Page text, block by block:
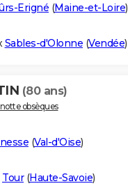
Erigné (Maine-et-Loire)
Sables-d'Olonne (Vendée)
(80 ans)
obsèques
(Val-d'Oise)
Tour(Haute-Savoie)